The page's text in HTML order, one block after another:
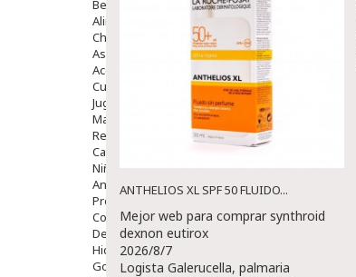
Bebé
Alimentación Y Complementos
Chupetes Y Mordedores
Aseo Y Baño
Accesorios
Cuidados Especiales
Juguetes
Mama
Regalos
Canastilla
Niños
Antipiojos
Protección Solar
Complementos Alimentarios
Dentales
Hidratantes
Golpes Y Hematomas
ANTHELIOS XL SPF 50 FLUIDO...
Mejor web para comprar synthroid
dexnon eutirox
2026/8/7
Logista Galerucella, palmaria